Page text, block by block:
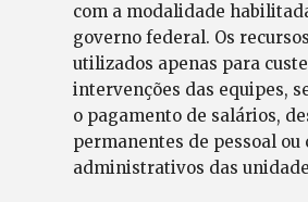
com a modalidade
governo federal. Os
utilizados apenas para
intervenções das equipes,
o pagamento de salários,
permanentes de pessoal ou
administrativos das